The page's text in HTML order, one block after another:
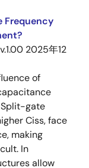
Frequency
2025年12
of
Split-gate
Ciss, face
making
In
allow